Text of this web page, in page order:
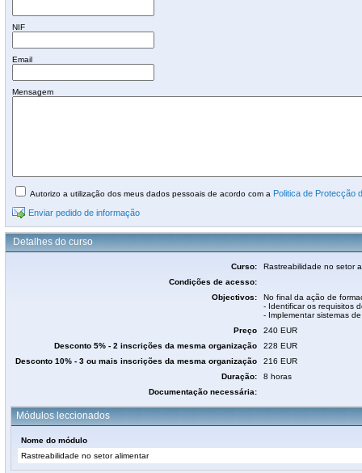
NIF
Email
Mensagem
Autorizo a utilização dos meus dados pessoais de acordo com a Politica de Protecção
Enviar pedido de informação
Detalhes do curso
Curso:
Rastreabilidade no setor
Condições de acesso:
Objectivos:
No final da ação de
- Identificar os requisitos
- Implementar sistemas
Preço
240 EUR
Desconto 5% - 2 inscrições da mesma organização
228 EUR
Desconto 10% - 3 ou mais inscrições da mesma organização
216 EUR
Duração:
8 horas
Documentação necessária:
Módulos leccionados
Nome do módulo
Rastreabilidade no setor alimentar